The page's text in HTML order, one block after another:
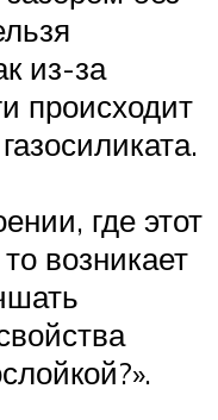
из-за
происходит
где этот
возникает